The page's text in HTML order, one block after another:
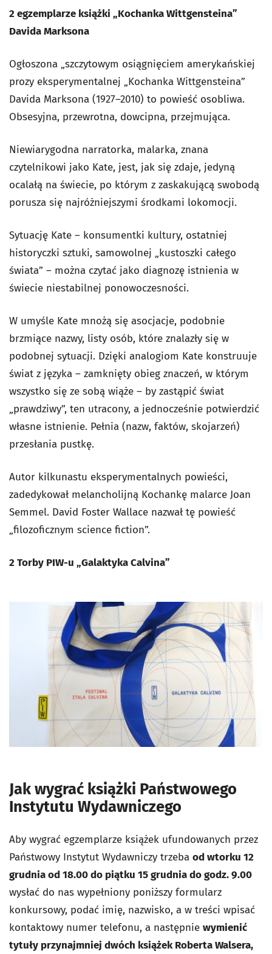
2 egzemplarze książki „Kochanka Wittgensteina”
Davida Marksona
Ogłoszona „szczytowym osiągnięciem amerykańskiej
prozy eksperymentalnej „Kochanka Wittgensteina”
Davida Marksona (1927–2010) to powieść osobliwa.
Obsesyjna, przewrotna, dowcipna, przejmująca.
Niewiarygodna narratorka, malarka, znana
czytelnikowi jako Kate, jest, jak się zdaje, jedyną
ocalałą na świecie, po którym z zaskakującą swobodą
porusza się najróżniejszymi środkami lokomocji.
Sytuację Kate – konsumentki kultury, ostatniej
historyczki sztuki, samowolnej „kustoszki całego
świata” – można czytać jako diagnozę istnienia w
świecie niestabilnej ponowoczesności.
W umyśle Kate mnożą się asocjacje, podobnie
brzmiące nazwy, listy osób, które znalazły się w
podobnej sytuacji. Dzięki analogiom Kate konstruuje
świat z języka – zamknięty obieg znaczeń, w którym
wszystko się ze sobą wiąże – by zastąpić świat
„prawdziwy”, ten utracony, a jednocześnie potwierdzić
własne istnienie. Pełnia (nazw, faktów, skojarzeń)
przesłania pustkę.
Autor kilkunastu eksperymentalnych powieści,
zadedykował melancholijną Kochankę malarce Joan
Semmel. David Foster Wallace nazwał tę powieść
„filozoficznym science fiction”.
2 Torby PIW-u „Galaktyka Calvina”
Jak wygrać książki Państwowego
Instytutu Wydawniczego
Aby wygrać egzemplarze książek ufundowanych przez
Państwowy Instytut Wydawniczy trzeba od wtorku 12
grudnia od 18.00 do piątku 15 grudnia do godz. 9.00
wysłać do nas wypełniony poniższy formularz
konkursowy, podać imię, nazwisko, a w treści wpisać
kontaktowy numer telefonu, a następnie wymienić
tytuły przynajmniej dwóch książek Roberta Walsera,